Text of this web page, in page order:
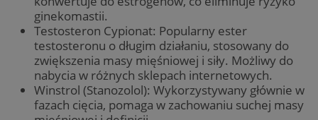
ginekomastii.
Testosteron Cypionat: Popularny ester
testosteronu o długim działaniu, stosowany do
zwiększenia masy mięśniowej i siły. Możliwy do
nabycia w różnych sklepach internetowych.
Winstrol (Stanozolol): Wykorzystywany głównie w
fazach cięcia, pomaga w zachowaniu suchej masy